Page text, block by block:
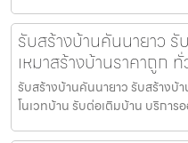
รับสร้างบ้านคันนายาว
เหมาสร้างบ้านราคาถูก ทั่
รับสร้างบ้านคันนายาว รับสร้างบ้า
โนเวทบ้าน รับต่อเติมบ้าน บริกา